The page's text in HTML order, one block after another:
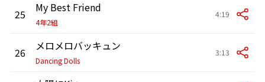
25 My Best Friend
4年2組
4:19
26 メロメロバッキュン
Dancing Dolls
3:13